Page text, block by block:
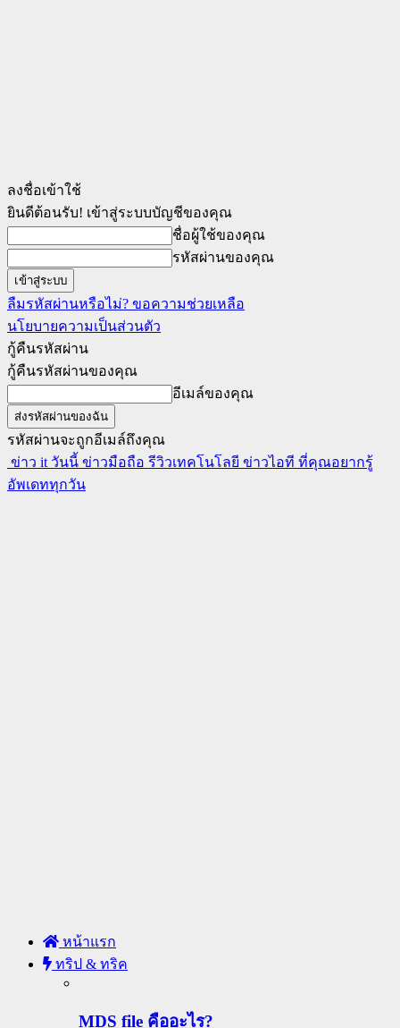
ลงชื่อเข้าใช้
ยินดีต้อนรับ! เข้าสู่ระบบบัญชีของคุณ
ชื่อผู้ใช้ของคุณ
รหัสผ่านของคุณ
ลืมรหัสผ่านหรือไม่? ขอความช่วยเหลือ
นโยบายความเป็นส่วนตัว
กู้คืนรหัสผ่าน
กู้คืนรหัสผ่านของคุณ
อีเมล์ของคุณ
รหัสผ่านจะถูกอีเมล์ถึงคุณ
ข่าว it วันนี้ ข่าวมือถือ รีวิวเทคโนโลยี ข่าวไอที ที่คุณอยากรู้
อัพเดททุกวัน
หน้าแรก
ทริป & ทริค
MDS file คืออะไร?